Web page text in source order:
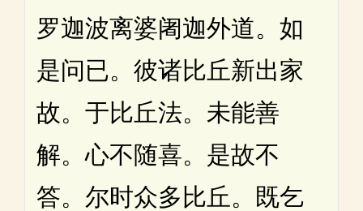
罗迦波离婆阇迦外道。如
是问已。彼诸比丘新出家
故。于比丘法。未能善
解。心不随喜。是故不
答。尔时众多比丘。既乞